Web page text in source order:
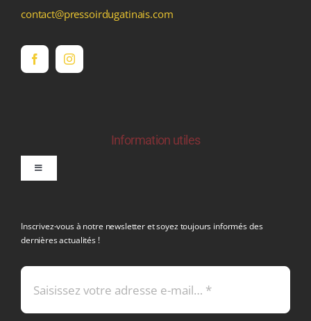
contact@pressoirdugatinais.com
Information utiles
Toggle
Mentions légales
Inscrivez-vous à notre newsletter et soyez toujours informés des
dernières actualités !